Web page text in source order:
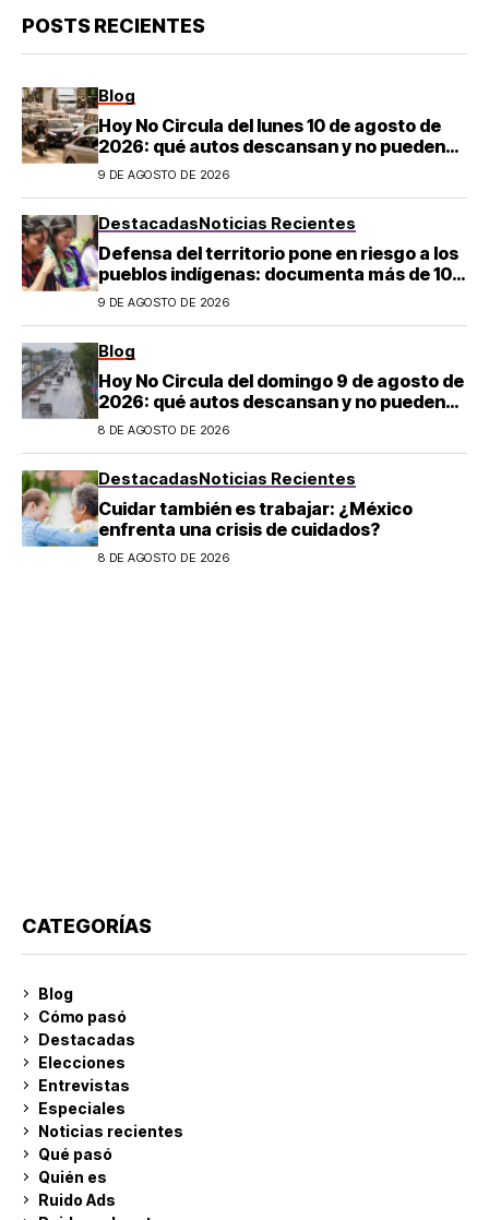
POSTS RECIENTES
Blog
Hoy No Circula del lunes 10 de agosto de
2026: qué autos descansan y no pueden
salir en CDMX y el Estado de México; estos
9 DE AGOSTO DE 2026
DestacadasNoticias Recientes
Defensa del territorio pone en riesgo a los
pueblos indígenas: documenta más de 100
desapariciones
9 DE AGOSTO DE 2026
Blog
Hoy No Circula del domingo 9 de agosto de
2026: qué autos descansan y no pueden
salir en CDMX y el Estado de México; estos
8 DE AGOSTO DE 2026
DestacadasNoticias Recientes
Cuidar también es trabajar: ¿México
enfrenta una crisis de cuidados?
8 DE AGOSTO DE 2026
CATEGORÍAS
Blog
Cómo pasó
Destacadas
Elecciones
Entrevistas
Especiales
Noticias recientes
Qué pasó
Quién es
Ruido Ads